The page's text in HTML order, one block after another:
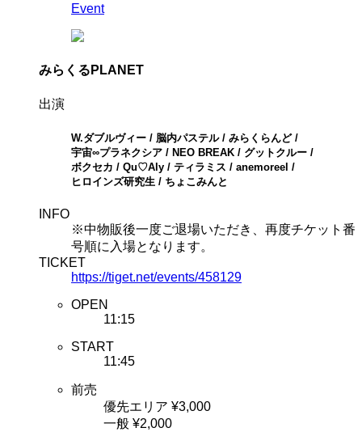
Event
みらくるPLANET
出演
W.ダブルヴィー / 脳内パステル / みらくらんど /
宇宙∞プラネクシア / NEO BREAK / グットクルー /
ボクセカ / Qu♡Aly / ティラミス / anemoreel /
ヒロインズ研究生 / ちょこみんと
INFO
※中物販後一度ご退場いただき、再度チケット番
号順に入場となります。
TICKET
https://tiget.net/events/458129
OPEN
11:15
START
11:45
前売
優先エリア ¥3,000
一般 ¥2,000